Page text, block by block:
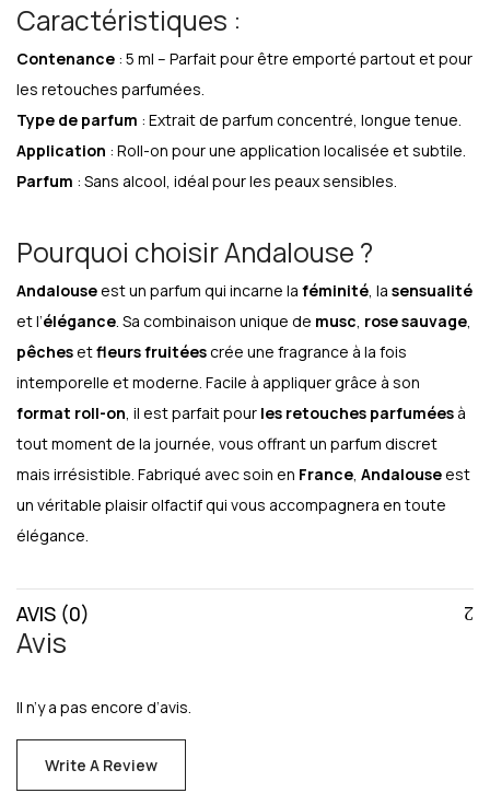
Caractéristiques :
Contenance : 5 ml – Parfait pour être emporté partout et pour
les retouches parfumées.
Type de parfum : Extrait de parfum concentré, longue tenue.
Application : Roll-on pour une application localisée et subtile.
Parfum : Sans alcool, idéal pour les peaux sensibles.
Pourquoi choisir Andalouse ?
Andalouseest un parfum qui incarne la féminité, la sensualité
et l’élégance. Sa combinaison unique de musc, rose sauvage,
pêchesetfleurs fruitéescrée une fragrance à la fois
intemporelle et moderne. Facile à appliquer grâce à son
format roll-on, il est parfait pour les retouches parfumées à
tout moment de la journée, vous offrant un parfum discret
mais irrésistible. Fabriqué avec soin en France, Andalouseest
un véritable plaisir olfactif qui vous accompagnera en toute
élégance.
AVIS (0)
Avis
Il n’y a pas encore d’avis.
Write A Review